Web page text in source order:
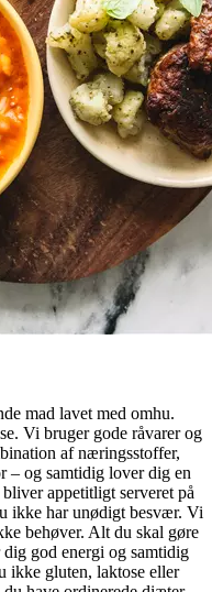
mad lavet med omhu.
Vi bruger gode råvarer og
af næringsstoffer,
– og samtidig lover dig en
appetitligt serveret på
ikke har unødigt besvær. Vi
behøver. Alt du skal gøre
god energi og samtidig
ikke gluten, laktose eller